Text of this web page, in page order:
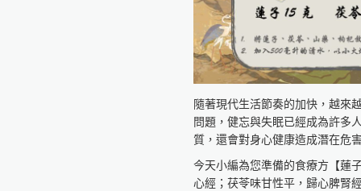
https://reurl.cc/WvdGek
全球健康促進產學聯盟
https://reurl.cc/GAWlly
隨著現代生活節奏的加快，越來
問題，健忘與失眠已經成為許多
質，還會對身心健康造成潛在危
今天小編為您準備的食療方【蓮
心經；茯苓味甘性平，歸心脾腎